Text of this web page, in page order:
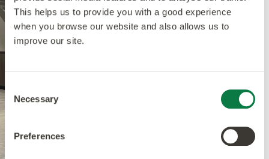
This helps us to provide you with a good experience
when you browse our website and also allows us to
improve our site.
Consent
Selection
Necessary
Preferences